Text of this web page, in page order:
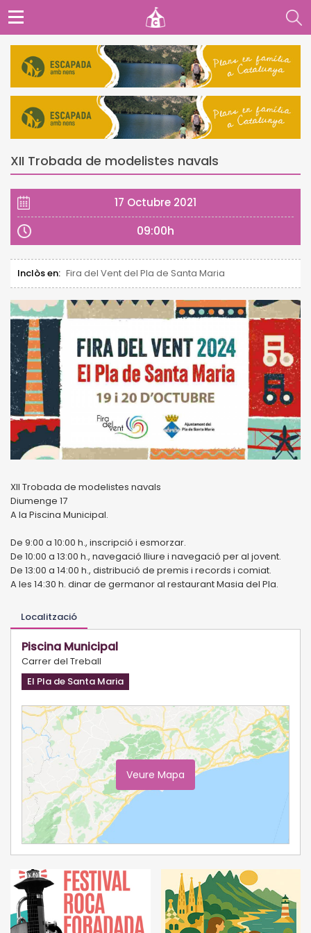
XII Trobada de modelistes navals
17 Octubre 2021
09:00h
Inclòs en: Fira del Vent del Pla de Santa Maria
XII Trobada de modelistes navals
Diumenge 17
A la Piscina Municipal.
De 9:00 a 10:00 h., inscripció i esmorzar.
De 10:00 a 13:00 h., navegació lliure i navegació per al jovent.
De 13:00 a 14:00 h., distribució de premis i records i comiat.
A les 14:30 h. dinar de germanor al restaurant Masia del Pla.
Localització
Piscina Municipal
Carrer del Treball
El Pla de Santa Maria
Veure Mapa